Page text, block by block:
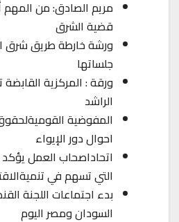
مريم الصادق: من
قضية الشرق
ورشة خارطة طريق شرق
جلساتها
ورقة : المركزية
الراشد
المفوضية
احوال دور الإيواء
اتحاداصحاب العمل
التي تسهم في
بدء اجتماعات اللجنة
السودان ومصر اليوم